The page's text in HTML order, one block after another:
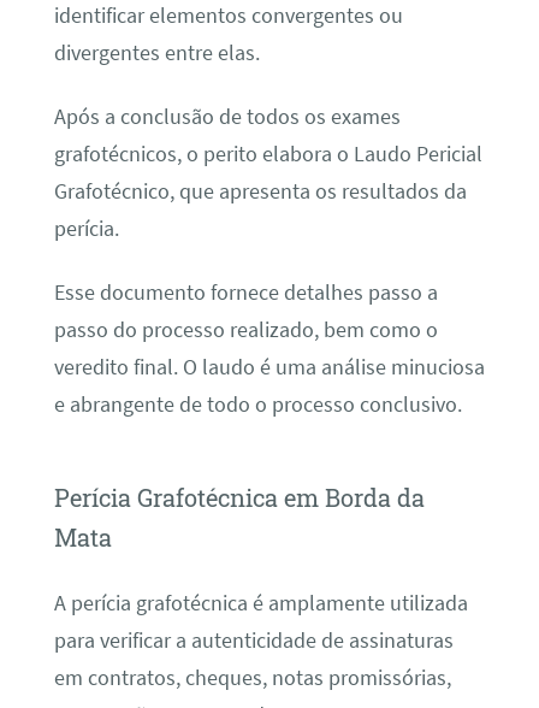
identificar elementos convergentes ou
divergentes entre elas.
Após a conclusão de todos os exames
grafotécnicos, o perito elabora o Laudo Pericial
Grafotécnico, que apresenta os resultados da
perícia.
Esse documento fornece detalhes passo a
passo do processo realizado, bem como o
veredito final. O laudo é uma análise minuciosa
e abrangente de todo o processo conclusivo.
Perícia Grafotécnica em Borda da
Mata
A perícia grafotécnica é amplamente utilizada
para verificar a autenticidade de assinaturas
em contratos, cheques, notas promissórias,